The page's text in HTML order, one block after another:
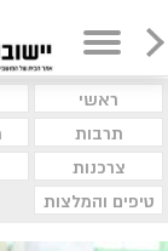
ראשי
תרבות
צרכנות
טיפים והמלצות